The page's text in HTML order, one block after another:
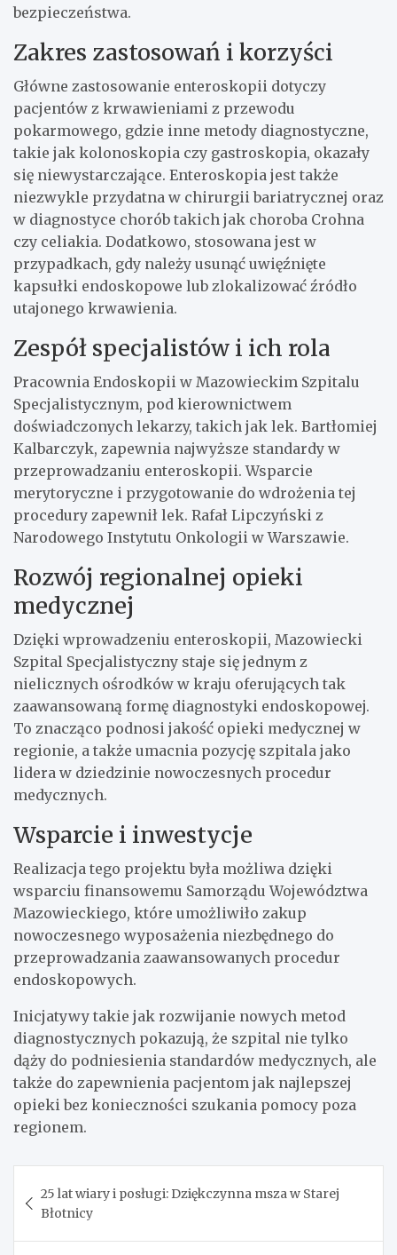
bezpieczeństwa.
Zakres zastosowań i korzyści
Główne zastosowanie enteroskopii dotyczy
pacjentów z krwawieniami z przewodu
pokarmowego, gdzie inne metody diagnostyczne,
takie jak kolonoskopia czy gastroskopia, okazały
się niewystarczające. Enteroskopia jest także
niezwykle przydatna w chirurgii bariatrycznej oraz
w diagnostyce chorób takich jak choroba Crohna
czy celiakia. Dodatkowo, stosowana jest w
przypadkach, gdy należy usunąć uwięźnięte
kapsułki endoskopowe lub zlokalizować źródło
utajonego krwawienia.
Zespół specjalistów i ich rola
Pracownia Endoskopii w Mazowieckim Szpitalu
Specjalistycznym, pod kierownictwem
doświadczonych lekarzy, takich jak lek. Bartłomiej
Kalbarczyk, zapewnia najwyższe standardy w
przeprowadzaniu enteroskopii. Wsparcie
merytoryczne i przygotowanie do wdrożenia tej
procedury zapewnił lek. Rafał Lipczyński z
Narodowego Instytutu Onkologii w Warszawie.
Rozwój regionalnej opieki
medycznej
Dzięki wprowadzeniu enteroskopii, Mazowiecki
Szpital Specjalistyczny staje się jednym z
nielicznych ośrodków w kraju oferujących tak
zaawansowaną formę diagnostyki endoskopowej.
To znacząco podnosi jakość opieki medycznej w
regionie, a także umacnia pozycję szpitala jako
lidera w dziedzinie nowoczesnych procedur
medycznych.
Wsparcie i inwestycje
Realizacja tego projektu była możliwa dzięki
wsparciu finansowemu Samorządu Województwa
Mazowieckiego, które umożliwiło zakup
nowoczesnego wyposażenia niezbędnego do
przeprowadzania zaawansowanych procedur
endoskopowych.
Inicjatywy takie jak rozwijanie nowych metod
diagnostycznych pokazują, że szpital nie tylko
dąży do podniesienia standardów medycznych, ale
także do zapewnienia pacjentom jak najlepszej
opieki bez konieczności szukania pomocy poza
regionem.
wpisu
25 lat wiary i posługi: Dziękczynna msza w Starej
Błotnicy